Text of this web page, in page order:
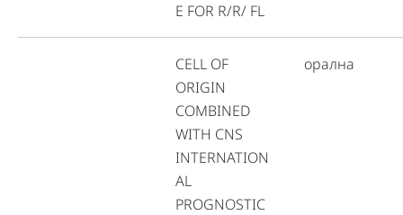
E FOR R/R/ FL
CELL OF
ORIGIN
COMBINED
WITH CNS
INTERNATION
AL
PROGNOSTIC
орална